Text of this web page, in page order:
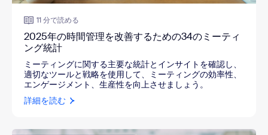
11 分で読める
2025年の時間管理を改善するための34のミーティ
ング統計
ミーティングに関する主要な統計とインサイトを確認し、
適切なツールと戦略を使用して、ミーティングの効率性、
エンゲージメント、生産性を向上させましょう。
詳細を読む